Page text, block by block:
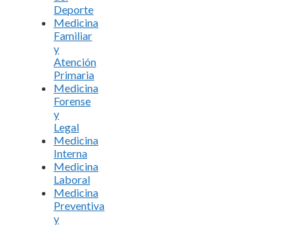
Deporte
Medicina
Familiar
y
Atención
Primaria
Medicina
Forense
y
Legal
Medicina
Interna
Medicina
Laboral
Medicina
Preventiva
y